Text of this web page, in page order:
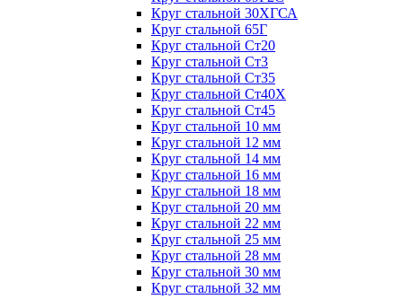
Круг стальной 30ХГСА
Круг стальной 65Г
Круг стальной Ст20
Круг стальной Ст3
Круг стальной Ст35
Круг стальной Ст40Х
Круг стальной Ст45
Круг стальной 10 мм
Круг стальной 12 мм
Круг стальной 14 мм
Круг стальной 16 мм
Круг стальной 18 мм
Круг стальной 20 мм
Круг стальной 22 мм
Круг стальной 25 мм
Круг стальной 28 мм
Круг стальной 30 мм
Круг стальной 32 мм